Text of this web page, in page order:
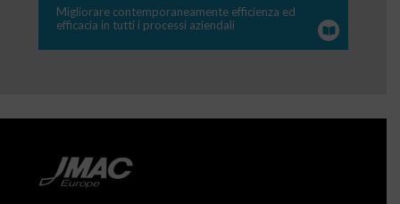
Migliorare contemporaneamente efficienza ed
efficacia in tutti i processi aziendali